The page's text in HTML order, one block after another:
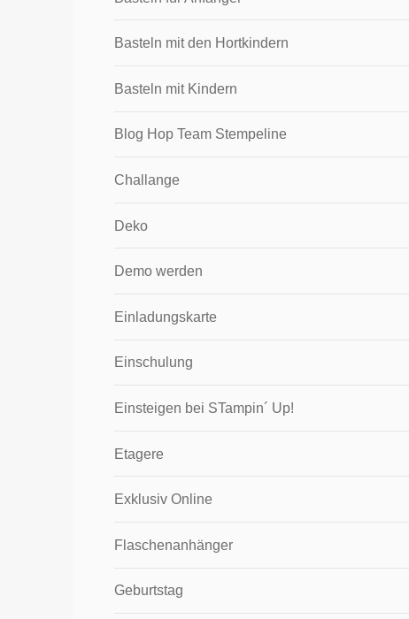
Basteln mit den Hortkindern
Basteln mit Kindern
Blog Hop Team Stempeline
Challange
Deko
Demo werden
Einladungskarte
Einschulung
Einsteigen bei STampin´ Up!
Etagere
Exklusiv Online
Flaschenanhänger
Geburtstag